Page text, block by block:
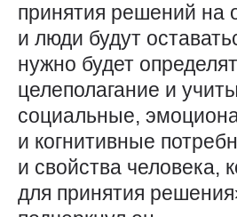
принятия решений на
и люди будут
нужно будет
целеполагание и
социальные,
и когнитивные
и свойства человека,
для принятия